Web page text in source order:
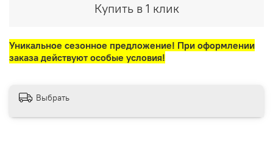
Купить в 1 клик
Уникальное сезонное предложение! При оформлении
заказа действуют особые условия!
Выбрать